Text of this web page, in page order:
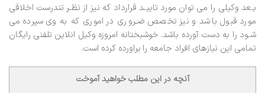
بـعد وکیلی را می توان مورد تاییـد قرارداد که نیز از نظـر تندرست اخلاقی
مورد قبول باشد و نیز تخصص ضـروری در اموری که به وی سپرده می
شـود را به دست آورده باشد. خوشبختانه امروزه وکیل انلاین تلفنی رایگان
تمامی این نیازهای افراد جامعه را براورده کرده است.
آنچه در این مطلب خواهید آموخت